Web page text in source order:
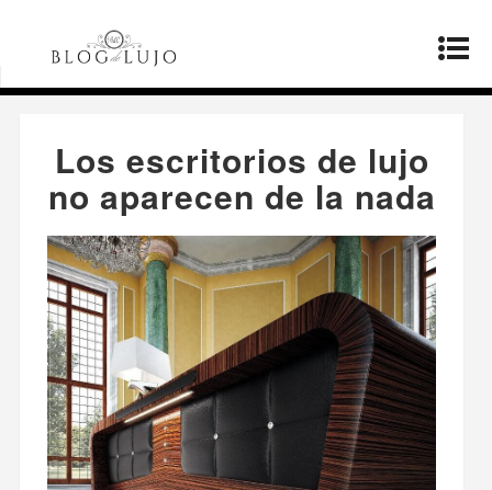
Página principal
Los escritorios
de lujo no aparecen de la nada
Los escritorios de lujo
no aparecen de la nada